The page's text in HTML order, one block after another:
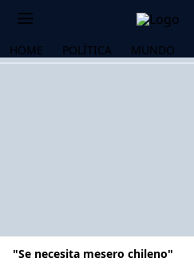
HOME POLÍTICA MUNDO
"Se necesita mesero chileno"